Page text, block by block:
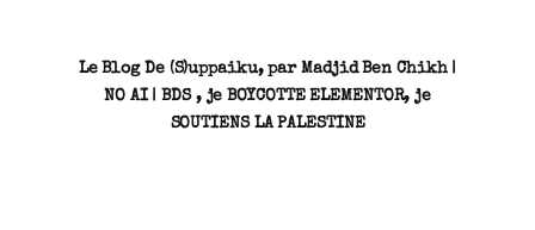
Le Blog De (S)uppaiku, par Madjid Ben Chikh |
NO AI | BDS , je BOYCOTTE ELEMENTOR, je
SOUTIENS LA PALESTINE